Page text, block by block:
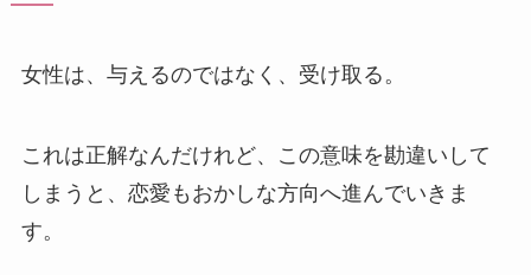
女性は、与えるのではなく、受け取る。
これは正解なんだけれど、この意味を勘違いして
しまうと、恋愛もおかしな方向へ進んでいきま
す。